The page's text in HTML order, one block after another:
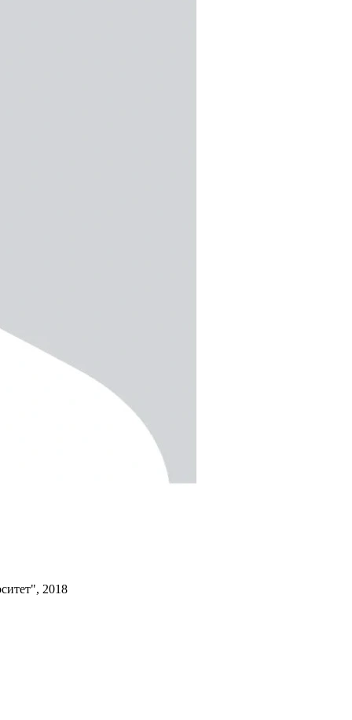
2018